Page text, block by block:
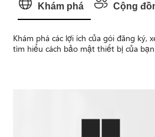
Khám phá Cộng
Khám phá các lợi ích của gói đăng ký,
tìm hiểu cách bảo mật thiết bị của